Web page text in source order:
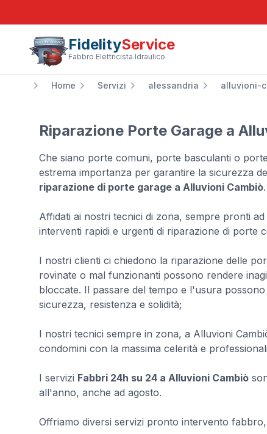
FidelityService
Fabbro Elettricista Idraulico
Home Servizi alessandria alluvioni-
Riparazione Porte Garage a
Che siano porte comuni, porte basculanti o
estrema importanza per garantire la sicurezza
riparazione di porte garage a Alluvioni Cambiò.
Affidati ai nostri tecnici di zona, sempre pronti
interventi rapidi e urgenti di riparazione di porte
I nostri clienti ci chiedono la riparazione delle
rovinate o mal funzionanti possono rendere
bloccate. Il passare del tempo e l'usura
sicurezza, resistenza e solidità;
I nostri tecnici sempre in zona, a Alluvioni
condomini con la massima celerità e
I servizi Fabbri 24h su 24 a Alluvioni Cambiò
all'anno, anche ad agosto.
Offriamo diversi servizi pronto intervento